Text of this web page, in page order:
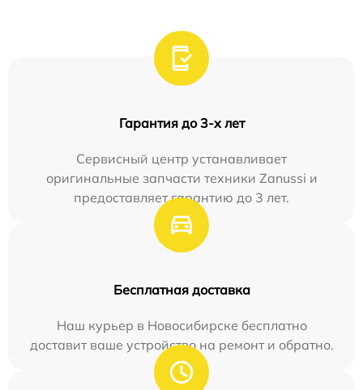
Гарантия до 3-х лет
Сервисный центр устанавливает
оригинальные запчасти техники Zanussi и
предоставляет гарантию до 3 лет.
Бесплатная доставка
Наш курьер в Новосибирске бесплатно
доставит ваше устройство на ремонт и обратно.